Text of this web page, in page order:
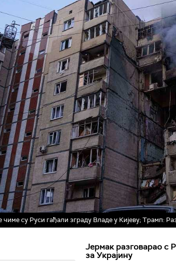
чиме су Руси гађали зграду Владе у Кијеву; Трамп:
Јермак разговарао с
за Украјину